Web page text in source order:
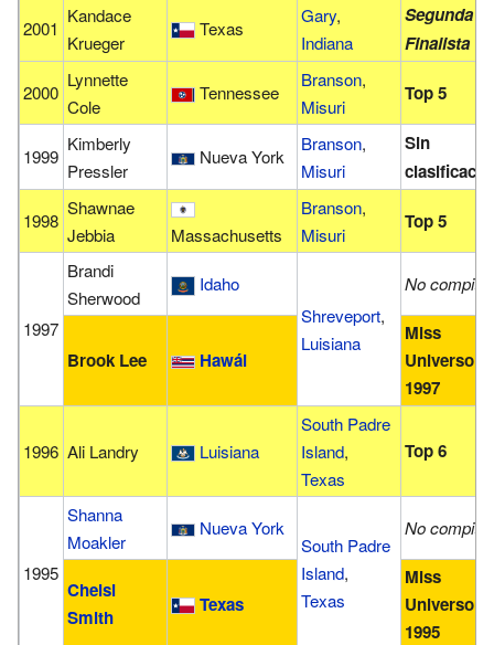
2001
Kandace
Krueger
Texas
Gary,
Indiana
Segunda
Finalista
2000
Lynnette
Cole
Tennessee
Branson,
Misuri
Top 5
1999
Kimberly
Pressler
Nueva York
Branson,
Misuri
Sin
1998
Shawnae
Jebbia
Massachusetts
Branson,
Misuri
Top 5
1997
Brandi
Sherwood
Idaho
Shreveport,
Luisiana
No compitió
Brook Lee Hawái
Miss
Universo
1997
1996 Ali Landry Luisiana
South Padre
Island,
Texas
Top 6
1995
Shanna
Moakler
Nueva York
South Padre
Island,
Texas
No compitió
Chelsi
Smith
Texas
Miss
Universo
1995